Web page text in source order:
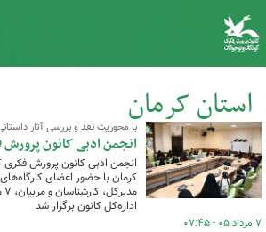
استان کرمان
کل اخبار:1110
با محوریت نقد و بررسی آثار
انجمن ادبی کانون پرورش
انجمن ادبی کانون پرورش فکری
کرمان با حضور اعضای
اداره‌کل کانون برگزار شد
۷ مرداد ۰۵ - ۰۷:۴۵